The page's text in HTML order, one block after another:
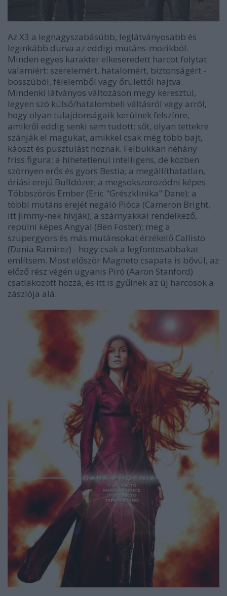
Az X3 a legnagyszabásúbb, leglátványosabb és
leginkább durva az eddigi mutáns-mozikból.
Minden egyes karakter elkeseredett harcot folytat
valamiért: szerelemért, hatalomért, biztonságért -
bosszúból, félelemből vagy őrülettől hajtva.
Mindenki látványos változáson megy keresztül,
legyen szó külső/hatalombeli váltásról vagy arról,
hogy olyan tulajdonságaik kerülnek felszínre,
amikről eddig senki sem tudott; sőt, olyan tettekre
szánják el magukat, amikkel csak még több bajt,
káoszt és pusztulást hoznak. Felbukkan néhány
friss figura: a hihetetlenül intelligens, de közben
szörnyen erős és gyors Bestia; a megállíthatatlan,
óriási erejű Bulldózer; a megsokszorozódni képes
Többszörös Ember (Eric "Grészklinika" Dane); a
többi mutáns erejét negáló Pióca (Cameron Bright,
itt Jimmy-nek hívják); a szárnyakkal rendelkező,
repülni képes Angyal (Ben Foster); meg a
szupergyors és más mutánsokat érzékelő Callisto
(Dania Ramirez) - hogy csak a legfontosabbakat
említsem. Most először Magneto csapata is bővül, az
előző rész végén ugyanis Piró (Aaron Stanford)
csatlakozott hozzá, és itt is gyűlnek az új harcosok a
zászlója alá.